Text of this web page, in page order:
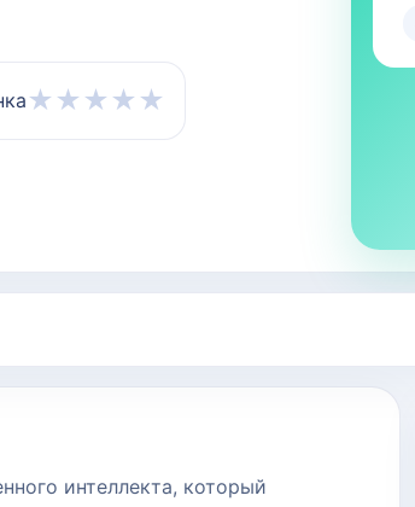
★ ★ ★ ★ ★
интеллекта, который